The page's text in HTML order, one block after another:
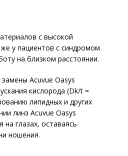
с высокой
у пациентов с синдромом
на близком расстоянии.
Acuvue Oasys
кислорода (Dk/t =
липидных и других
линз Acuvue Oasys
глазах, оставаясь
ношения.